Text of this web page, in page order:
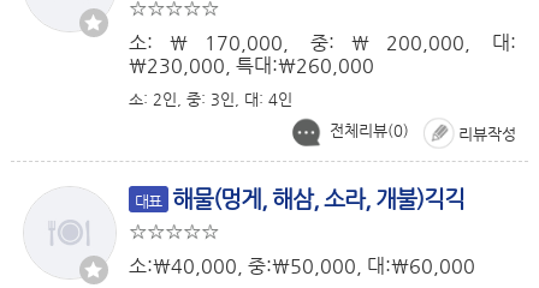
소:￦170,000, 중:￦200,000, 대:
￦230,000, 특대:￦260,000
소: 2인, 중: 3인, 대: 4인
리뷰작성
전체리뷰(0)
대표 해물(멍게, 해삼, 소라, 개불)긱긱
소:￦40,000, 중:￦50,000, 대:￦60,000